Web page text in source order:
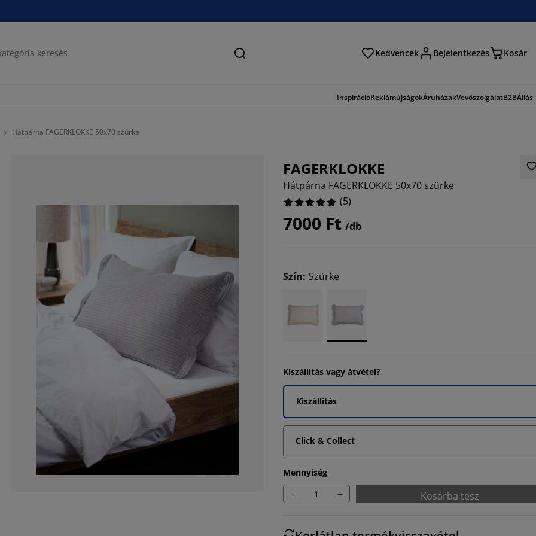
Keresés Kedvencek Bejelentkezés Kosár
InspirációReklámújságokÁruházakVevőszolgálatB2BÁllás
Hátpárna FAGERKLOKKE 50x70 szürke
FAGERKLOKKE
Hátpárna FAGERKLOKKE 50x70 szürke
(5)
7000 Ft /db
Szín: Szürke
Kiszállítás vagy átvétel?
Kiszállítás
Click & Collect
Mennyiség
- + Kosárba tesz